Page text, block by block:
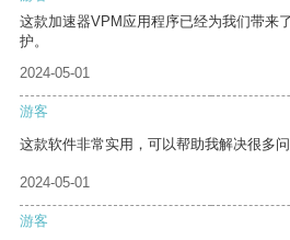
这款加速器VPM应用程序已经为我们带来
护。
2024-05-01
游客
这款软件非常实用，可以帮助我解决很多问
2024-05-01
游客